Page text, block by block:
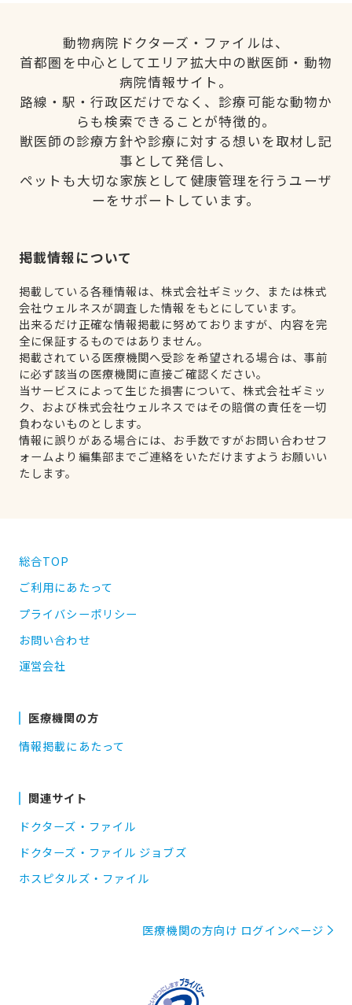
動物病院ドクターズ・ファイルは、
首都圏を中心としてエリア拡大中の獣医師・動物
病院情報サイト。
路線・駅・行政区だけでなく、診療可能な動物か
らも検索できることが特徴的。
獣医師の診療方針や診療に対する想いを取材し記
事として発信し、
ペットも大切な家族として健康管理を行うユーザ
ーをサポートしています。
掲載情報について
掲載している各種情報は、株式会社ギミック、または株式
会社ウェルネスが調査した情報をもとにしています。
出来るだけ正確な情報掲載に努めておりますが、内容を完
全に保証するものではありません。
掲載されている医療機関へ受診を希望される場合は、事前
に必ず該当の医療機関に直接ご確認ください。
当サービスによって生じた損害について、株式会社ギミッ
ク、および株式会社ウェルネスではその賠償の責任を一切
負わないものとします。
情報に誤りがある場合には、お手数ですがお問い合わせフ
ォームより編集部までご連絡をいただけますようお願いい
たします。
総合TOP
ご利用にあたって
プライバシーポリシー
お問い合わせ
運営会社
医療機関の方
情報掲載にあたって
関連サイト
ドクターズ・ファイル
ドクターズ・ファイル ジョブズ
ホスピタルズ・ファイル
医療機関の方向け ログインページ